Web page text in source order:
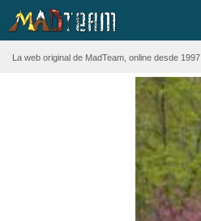
La web original de MadTeam, online desde 1997